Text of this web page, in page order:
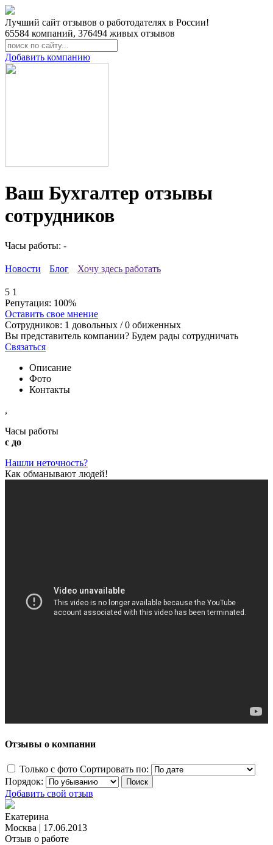
Лучший сайт отзывов о работодателях в России!
65584 компаний, 376494 живых отзывов
Добавить компанию
Ваш Бухгалтер отзывы
сотрудников
Часы работы: -
Новости Блог Хочу здесь работать
5 1
Репутация: 100%
Оставить свое мнение
Сотрудников: 1 довольных /0 обиженных
Вы представитель компании? Будем рады сотрудничать
Связаться
Описание
Фото
Контакты
,
Часы работы
с до
Нашли неточность?
Как обманывают людей!
Отзывы о компании
Только с фото Сортировать по:
Порядок:
Добавить свой отзыв
Екатерина
Москва | 17.06.2013
Отзыв о работе